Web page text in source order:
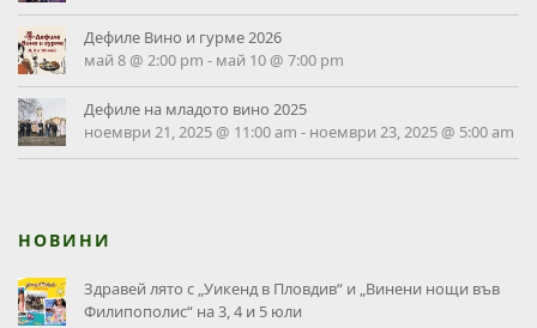
Дефиле Вино и гурме 2026
май 8 @ 2:00 pm - май 10 @ 7:00 pm
Дефиле на младото вино 2025
ноември 21, 2025 @ 11:00 am - ноември 23, 2025 @ 5:00 am
НОВИНИ
Здравей лято с „Уикенд в Пловдив“ и „Винени нощи във
Филипополис“ на 3, 4 и 5 юли